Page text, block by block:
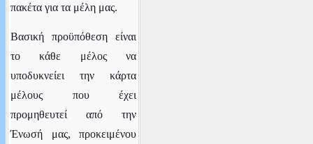
πακέτα για τα μέλη μας.
Βασική προϋπόθεση είναι
το κάθε μέλος να
υποδυκνείει την κάρτα
μέλους που έχει
προμηθευτεί από την
Ένωσή μας, προκειμένου